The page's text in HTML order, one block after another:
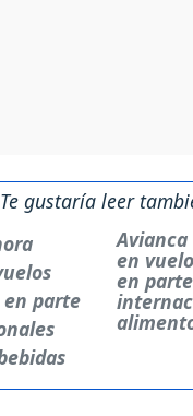
Te gustaría leer
en
en